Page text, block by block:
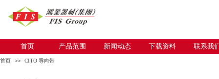
首页 产品范围 新闻动态 下载资料 联系我
首页 >> CITO 导向带